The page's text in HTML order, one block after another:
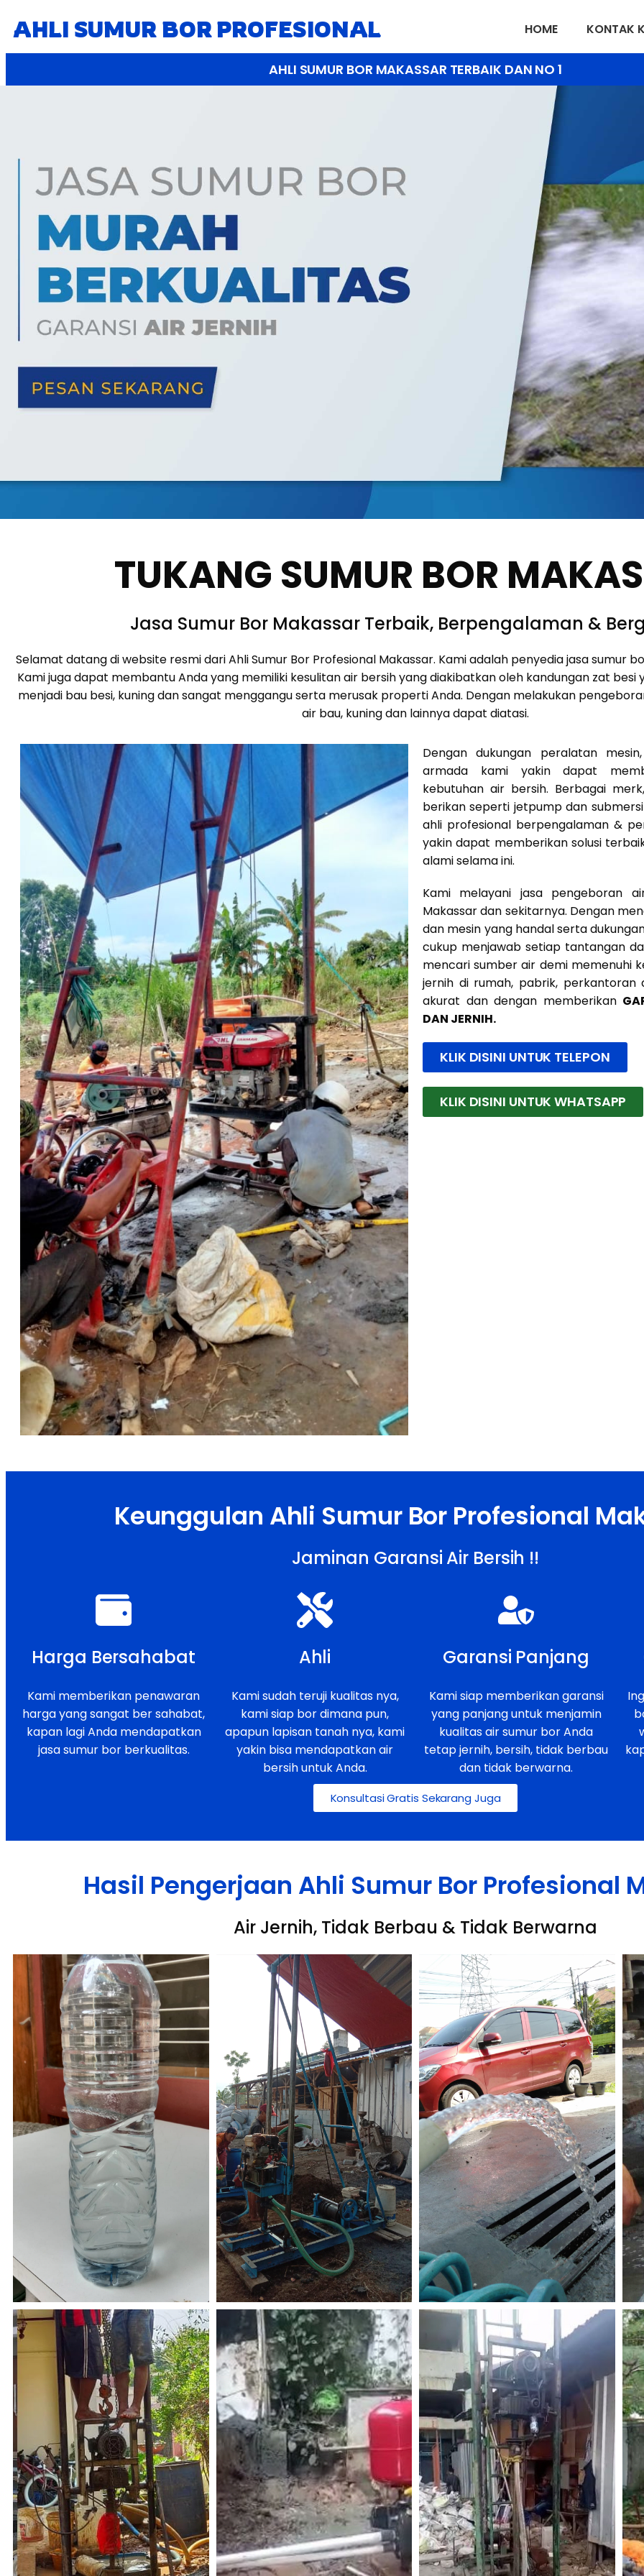
AHLI SUMUR BOR PROFESIONAL HOME KONTAK
AHLI SUMUR BOR MAKASSAR TERBAIK DAN NO 1
TUKANG SUMUR BOR
Jasa Sumur Bor Makassar Terbaik, Berpengalaman &
Selamat datang di website resmi dari Ahli Sumur Bor Profesional Makassar. Kami adalah penyedia jasa sumur
Kami juga dapat membantu Anda yang memiliki kesulitan air bersih yang diakibatkan oleh kandungan zat besi
menjadi bau besi, kuning dan sangat menggangu serta merusak properti Anda. Dengan melakukan
air bau, kuning dan lainnya dapat diatasi.
Dengan dukungan peralatan
armada kami yakin dapat
kebutuhan air bersih. Berbagai
berikan seperti jetpump dan
ahli profesional berpengalaman &
yakin dapat memberikan solusi
alami selama ini.
Kami melayani jasa pengeboran
Makassar dan sekitarnya. Dengan
dan mesin yang handal serta
cukup menjawab setiap tantangan
mencari sumber air demi memenuhi
jernih di rumah, pabrik,
akurat dan dengan memberikan
DAN JERNIH.
KLIK DISINI UNTUK TELEPON
KLIK DISINI UNTUK WHATSAPP
Keunggulan Ahli Sumur Bor Profesional
Jaminan Garansi Air Bersih !!
Harga Bersahabat
Kami memberikan penawaran
harga yang sangat ber sahabat,
kapan lagi Anda mendapatkan
jasa sumur bor berkualitas.
Ahli
Kami sudah teruji kualitas nya,
kami siap bor dimana pun,
apapun lapisan tanah nya, kami
yakin bisa mendapatkan air
bersih untuk Anda.
Garansi Panjang
Kami siap memberikan garansi
yang panjang untuk menjamin
kualitas air sumur bor Anda
tetap jernih, bersih, tidak berbau
dan tidak berwarna.
Konsultasi Gratis Sekarang Juga
Hasil Pengerjaan Ahli Sumur Bor Profesional
Air Jernih, Tidak Berbau & Tidak Berwarna